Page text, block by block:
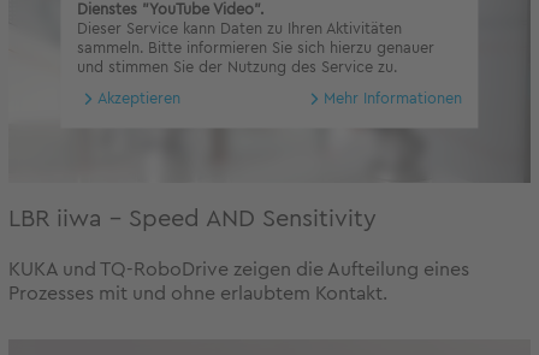
Dienstes "YouTube Video".
Dieser Service kann Daten zu Ihren Aktivitäten
sammeln. Bitte informieren Sie sich hierzu genauer
und stimmen Sie der Nutzung des Service zu.
Akzeptieren Mehr Informationen
LBR iiwa - Speed AND Sensitivity
KUKA und TQ-RoboDrive zeigen die Aufteilung eines
Prozesses mit und ohne erlaubtem Kontakt.